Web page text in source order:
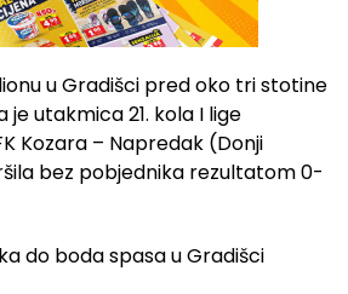
u Gradišci pred oko tri stotine
utakmica 21. kola I lige
Kozara – Napredak (Donji
bez pobjednika rezultatom 0-